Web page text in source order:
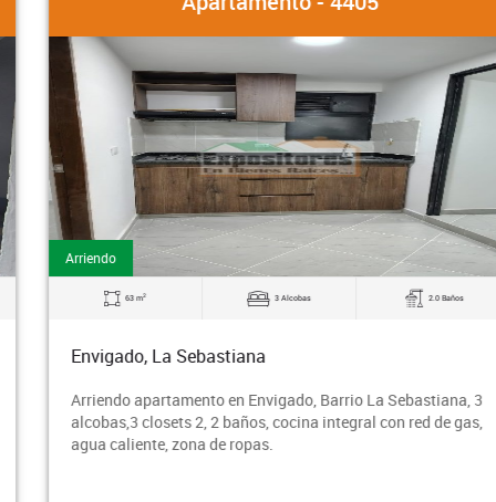
Arriendo
63 m 2 3 Alcobas 2.0 Baños
Envigado, La Sebastiana
Arriendo apartamento en Envigado, Barrio La Sebastiana, 3
alcobas,3 closets 2, 2 baños, cocina integral con red de gas,
agua caliente, zona de ropas.